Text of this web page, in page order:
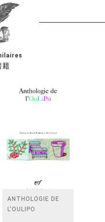
籍
ANTHOLOGIE DE
L'OULIPO